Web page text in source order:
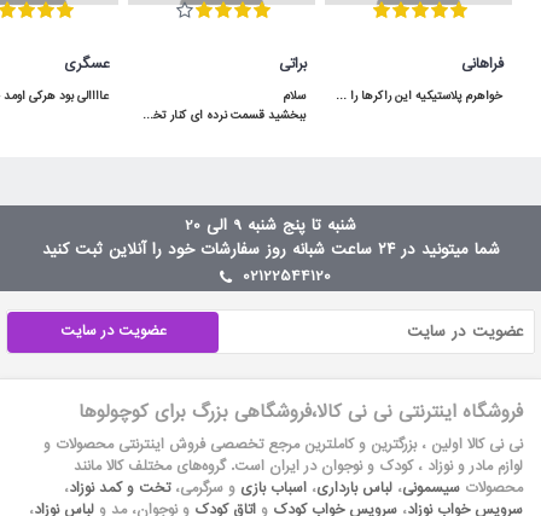
فراهانی
خواهرم پلاستیکیه این راکرها را برای دخترش خریده بود ولی اصلا خوب نبود و تعادل بچه حفظ نمیشد ولی من این راکر چوبی را خریدم خیلی عالی بود مرسی
براتی
ببخشید قسمت نرده ای کنار تخت توسط لولا بالا پایین میشه یا ثابته؟سلام بالا پایین میشه
عسگری
شنبه تا پنج شنبه 9 الی 20
شما میتونید در ۲۴ ساعت شبانه روز سفارشات خود را آنلاین ثبت کنید
02122544120
عضویت در سایت
فروشگاه اینترنتی نی نی کالا،فروشگاهی بزرگ برای کوچولوها
نی نی کالا اولین ، بزرگترین و کاملترین مرجع تخصصی فروش اینترنتی محصولات و
لوازم مادر و نوزاد ، کودک و نوجوان در ایران است. گروه‏‏‌های مختلف کالا مانند
محصولات سیسمونی، لباس بارداری، اسباب بازی و سرگرمی،تخت و کمد نوزاد،
سرویس خواب نوزاد، سرویس خواب کودک و اتاق کودک و نوجوان، مد و لباس نوزاد،